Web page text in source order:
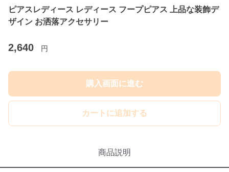
ピアスレディース レディース フープピアス 上品な装飾デ
ザイン お洒落アクセサリー
2,640 円
購入画面に進む
カートに追加する
商品説明